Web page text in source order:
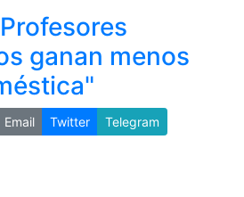
ganan menos
Email Twitter Telegram